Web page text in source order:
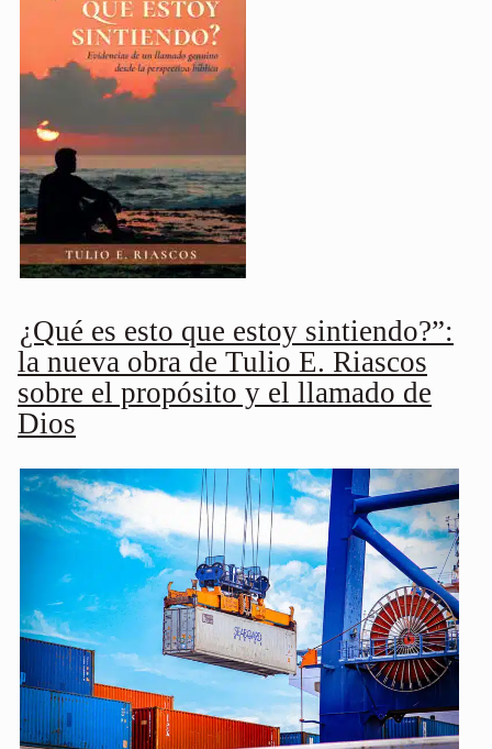
¿Qué es esto que estoy sintiendo?”:
la nueva obra de Tulio E. Riascos
sobre el propósito y el llamado de
Dios